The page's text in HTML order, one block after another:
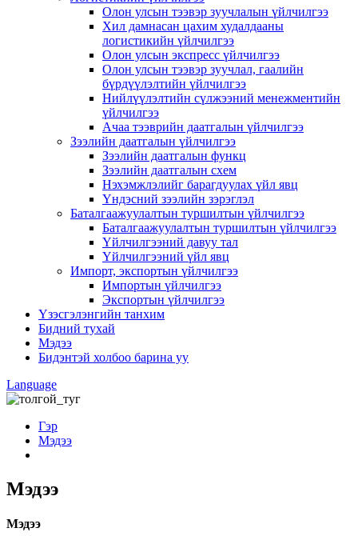
Олон улсын тээвэр зуучлалын үйлчилгээ
Хил дамнасан цахим худалдааны
логистикийн үйлчилгээ
Олон улсын экспресс үйлчилгээ
Олон улсын тээвэр зуучлал, гаалийн
бүрдүүлэлтийн үйлчилгээ
Нийлүүлэлтийн сүлжээний менежментийн
үйлчилгээ
Ачаа тээврийн даатгалын үйлчилгээ
Зээлийн даатгалын үйлчилгээ
Зээлийн даатгалын функц
Зээлийн даатгалын схем
Нэхэмжлэлийг барагдуулах үйл явц
Үндэсний зээлийн зэрэглэл
Баталгаажуулалтын туршилтын үйлчилгээ
Баталгаажуулалтын туршилтын үйлчилгээ
Үйлчилгээний давуу тал
Үйлчилгээний үйл явц
Импорт, экспортын үйлчилгээ
Импортын үйлчилгээ
Экспортын үйлчилгээ
Үзэсгэлэнгийн танхим
Бидний тухай
Мэдээ
Бидэнтэй холбоо барина уу
Language
Гэр
Мэдээ
Мэдээ
Мэдээ